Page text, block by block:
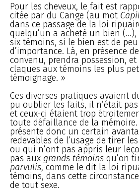
Pour les cheveux, le fait est
citée par du Cange (au mot
dans ce passage de la loi
quelqu’un a acheté un bien
six témoins, si le bien est de
d’importance. Là, en présence
convenu, prendra possession,
claques aux témoins les plus
témoignage. »
Ces diverses pratiques avaient
pu oublier les faits, il n’était
et ceux-ci étaient trop
toute défaillance de la
présente donc un certain
redevables de l’usage de tirer
ou qui n’ont pas appris leur
pas aux grands témoins qu’on
parvulis, comme le dit la loi
témoins, dans cette
de tout sexe.